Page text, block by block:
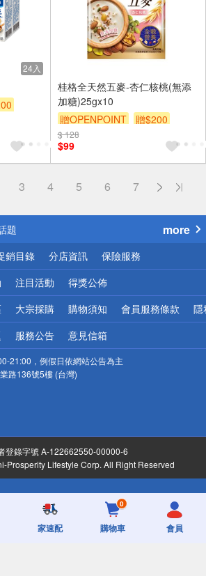
24入
桂格全天然五麥-杏仁核桃(無添
加糖)25gx10
贈OPENPOINT
贈$200
$ 128
$99
3 4 5 6 7
區配送
告
題
惠
區配送
頁！請小心！
more
銷目錄 分店資訊 保險服務
注目活動 得獎公佈
大宗採購 購物須知 會員服務條款 隱
服務公告 意見信箱
21:00，例假日依網站公告為主
路136號5樓 (台灣)
登錄字號 A-122662550-00000-6
Prosperity Lifestyle Corp. All Right Reserved
家速配
0
購物車 會員